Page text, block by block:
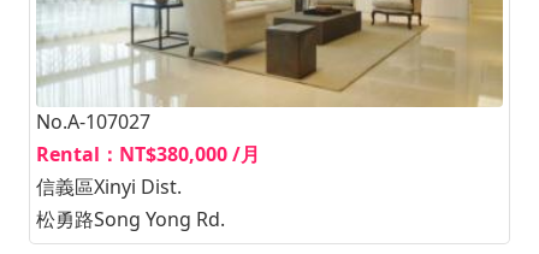
No.A-107027
Rental：NT$380,000 /月
信義區Xinyi Dist.
松勇路Song Yong Rd.